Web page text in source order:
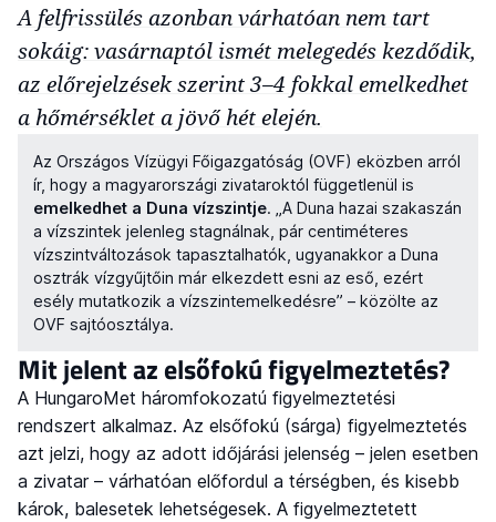
A felfrissülés azonban várhatóan nem tart
sokáig: vasárnaptól ismét melegedés kezdődik,
az előrejelzések szerint 3–4 fokkal emelkedhet
a hőmérséklet a jövő hét elején.
Az Országos Vízügyi Főigazgatóság (OVF) eközben arról
ír, hogy a magyarországi zivataroktól függetlenül is
emelkedhet a Duna vízszintje. „A Duna hazai szakaszán
a vízszintek jelenleg stagnálnak, pár centiméteres
vízszintváltozások tapasztalhatók, ugyanakkor a Duna
osztrák vízgyűjtőin már elkezdett esni az eső, ezért
esély mutatkozik a vízszintemelkedésre” – közölte az
OVF sajtóosztálya.
Mit jelent az elsőfokú figyelmeztetés?
A HungaroMet háromfokozatú figyelmeztetési
rendszert alkalmaz. Az elsőfokú (sárga) figyelmeztetés
azt jelzi, hogy az adott időjárási jelenség – jelen esetben
a zivatar – várhatóan előfordul a térségben, és kisebb
károk, balesetek lehetségesek. A figyelmeztetett